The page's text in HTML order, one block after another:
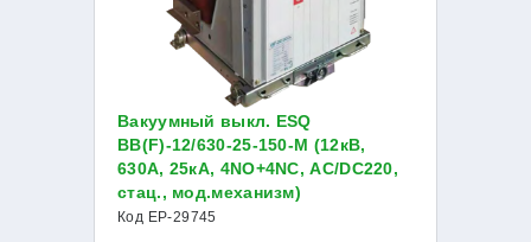
Вакуумный выкл. ESQ
ВВ(F)-12/630-25-150-М (12кВ,
630А, 25кА, 4NO+4NC, AC/DC220,
стац., мод.механизм)
Код EP-29745